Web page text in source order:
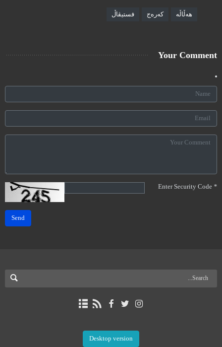
هەڵاڵە کەرەج فستیڤاڵ
Your Comment
*
Send
Desktop version